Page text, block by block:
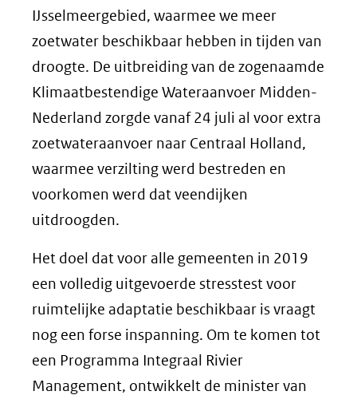
IJsselmeergebied, waarmee we meer
zoetwater beschikbaar hebben in tijden van
droogte. De uitbreiding van de zogenaamde
Klimaatbestendige Wateraanvoer Midden-
Nederland zorgde vanaf 24 juli al voor extra
zoetwateraanvoer naar Centraal Holland,
waarmee verzilting werd bestreden en
voorkomen werd dat veendijken
uitdroogden.
Het doel dat voor alle gemeenten in 2019
een volledig uitgevoerde stresstest voor
ruimtelijke adaptatie beschikbaar is vraagt
nog een forse inspanning. Om te komen tot
een Programma Integraal Rivier
Management, ontwikkelt de minister van